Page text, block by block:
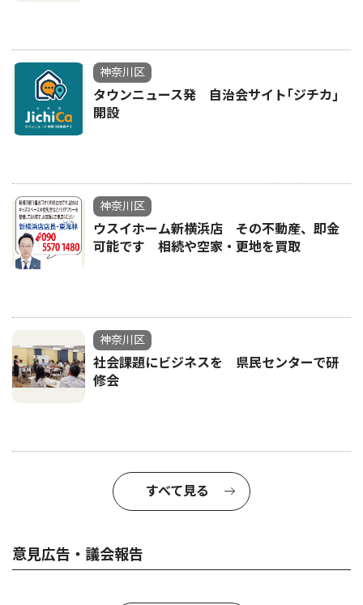
神奈川区
タウンニュース発 自治会サイト｢ジチカ｣
開設
神奈川区
ウスイホーム新横浜店 その不動産、即金
可能です 相続や空家・更地を買取
神奈川区
社会課題にビジネスを 県民センターで研
修会
すべて見る
意見広告・議会報告